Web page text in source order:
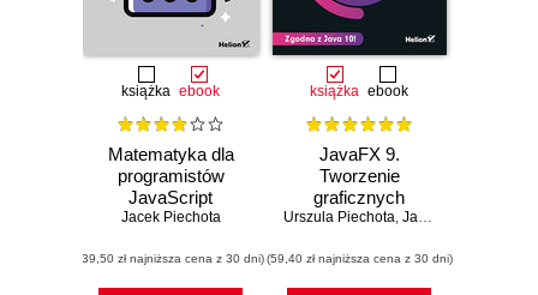
książka ebook
Matematyka dla
programistów
JavaScript
Jacek Piechota
(39,50 zł najniższa cena z 30 dni)
książka ebook
JavaFX 9.
Tworzenie
graficznych
interfejsów
Urszula Piechota, Jacek Piechota
(59,40 zł najniższa cena z 30 dni)